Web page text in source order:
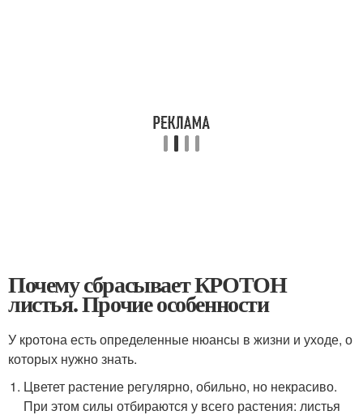
Почему сбрасывает КРОТОН
листья. Прочие особенности
У кротона есть определенные нюансы в жизни и уходе, о
которых нужно знать.
Цветет растение регулярно, обильно, но некрасиво.
При этом силы отбираются у всего растения: листья